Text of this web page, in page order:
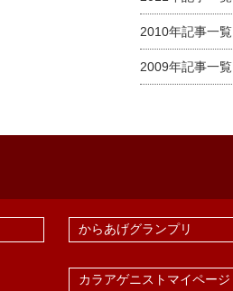
2010年記事一覧
2009年記事一覧
からあげグランプリ
カラアゲニストマイページ